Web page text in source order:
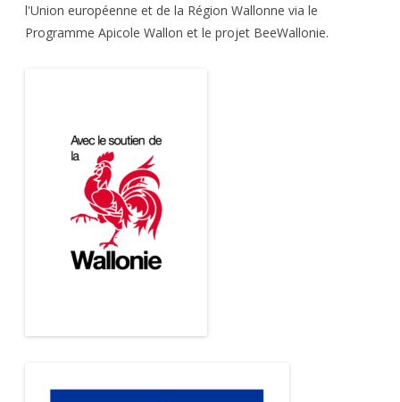
l'Union européenne et de la Région Wallonne via le
Programme Apicole Wallon et le projet BeeWallonie.